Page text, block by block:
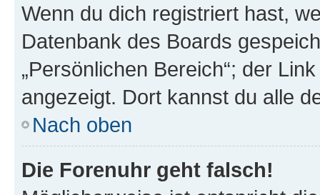
Wenn du dich registriert hast,
Datenbank des Boards
„Persönlichen Bereich“; der
angezeigt. Dort kannst du alle
Nach oben
Die Forenuhr geht falsch!